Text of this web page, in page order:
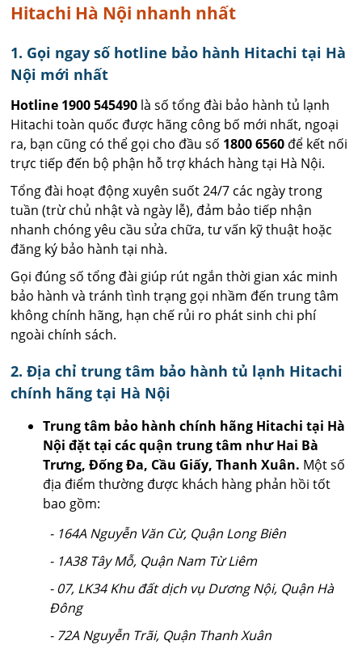
Hitachi Hà Nội nhanh nhất
1. Gọi ngay số hotline bảo hành Hitachi tại Hà
Nội mới nhất
Hotline 1900 545490 là số tổng đài bảo hành tủ lạnh
Hitachi toàn quốc được hãng công bố mới nhất, ngoại
ra, bạn cũng có thể gọi cho đầu số 1800 6560 để kết nối
trực tiếp đến bộ phận hỗ trợ khách hàng tại Hà Nội.
Tổng đài hoạt động xuyên suốt 24/7 các ngày trong
tuần (trừ chủ nhật và ngày lễ), đảm bảo tiếp nhận
nhanh chóng yêu cầu sửa chữa, tư vấn kỹ thuật hoặc
đăng ký bảo hành tại nhà.
Gọi đúng số tổng đài giúp rút ngắn thời gian xác minh
bảo hành và tránh tình trạng gọi nhầm đến trung tâm
không chính hãng, hạn chế rủi ro phát sinh chi phí
ngoài chính sách.
2. Địa chỉ trung tâm bảo hành tủ lạnh Hitachi
chính hãng tại Hà Nội
Trung tâm bảo hành chính hãng Hitachi tại Hà
Nội đặt tại các quận trung tâm như Hai Bà
Trưng, Đống Đa, Cầu Giấy, Thanh Xuân. Một số
địa điểm thường được khách hàng phản hồi tốt
bao gồm:
- 164A Nguyễn Văn Cừ, Quận Long Biên
- 1A38 Tây Mỗ, Quận Nam Từ Liêm
- 07, LK34 Khu đất dịch vụ Dương Nội, Quận Hà
Đông
- 72A Nguyễn Trãi, Quận Thanh Xuân